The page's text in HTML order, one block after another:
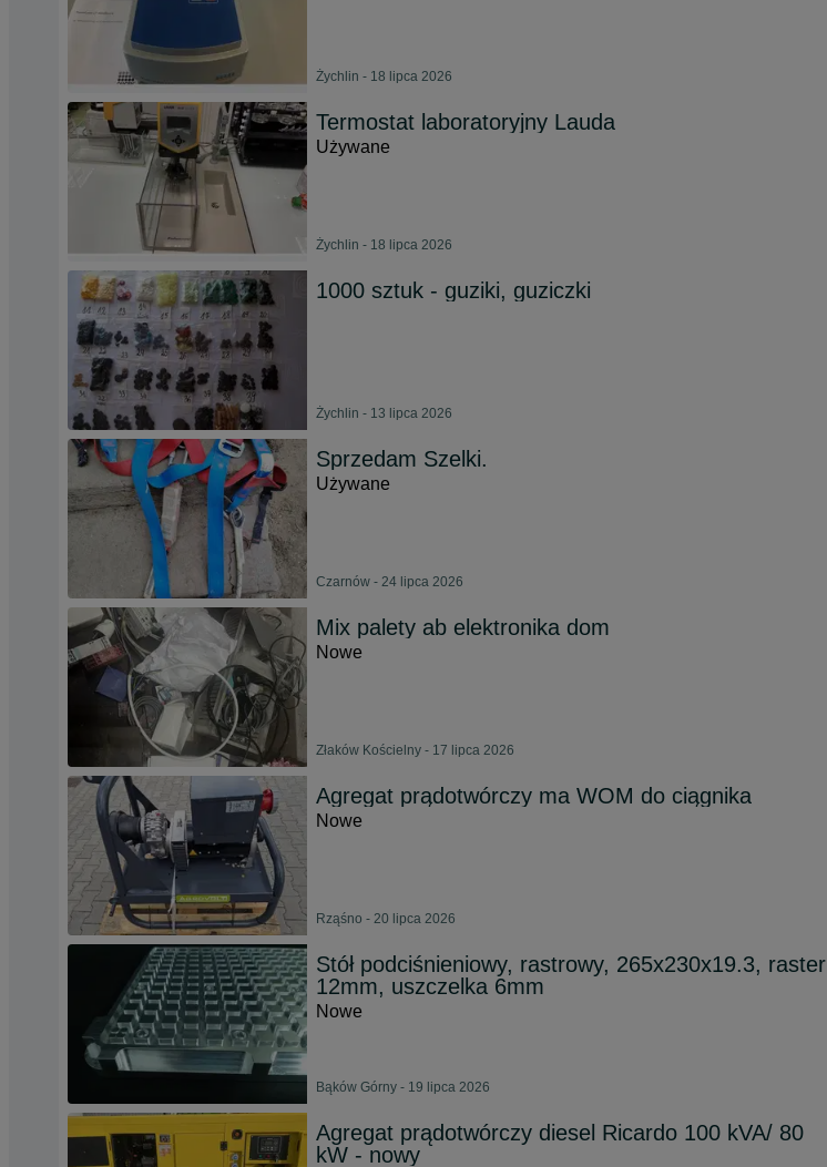
Żychlin - 18 lipca 2026
Termostat laboratoryjny Lauda
Używane
Żychlin - 18 lipca 2026
1000 sztuk - guziki, guziczki
Żychlin - 13 lipca 2026
Sprzedam Szelki.
Używane
Czarnów - 24 lipca 2026
Mix palety ab elektronika dom
Nowe
Złaków Kościelny - 17 lipca 2026
Agregat prądotwórczy ma WOM do ciągnika
Nowe
Rząśno - 20 lipca 2026
Stół podciśnieniowy, rastrowy, 265x230x19.3, raster
12mm, uszczelka 6mm
Nowe
Bąków Górny - 19 lipca 2026
Agregat prądotwórczy diesel Ricardo 100 kVA/ 80
kW - nowy